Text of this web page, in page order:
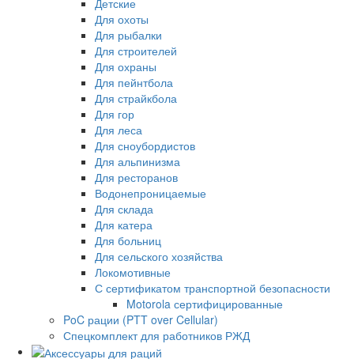
Для охоты
Для рыбалки
Для строителей
Для охраны
Для пейнтбола
Для страйкбола
Для гор
Для леса
Для сноубордистов
Для альпинизма
Для ресторанов
Водонепроницаемые
Для склада
Для катера
Для больниц
Для сельского хозяйства
Локомотивные
С сертификатом транспортной безопасности
Motorola сертифицированные
PoC рации (PTT over Cellular)
Спецкомплект для работников РЖД